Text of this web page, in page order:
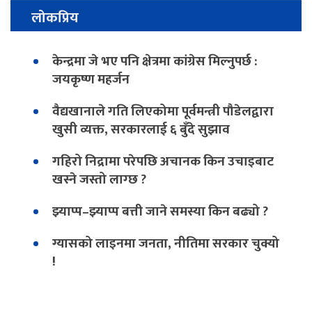
लोकप्रिय
केन्द्रमा जे भए पनि क्षेत्रमा कांग्रेस मिल्नुपर्छ :
जयकृष्ण महर्जन
वैद्यखानाले गति लिएकोमा पूर्वमन्त्री पौडेलद्वारा
खुसी व्यक्त, सरकारलाई ६ बुँदे सुझाव
गहिरो निद्रामा परेपछि अचानक किन उचाइबाट
खस्ने जस्तो लाग्छ ?
झ्याप्प–झ्याप्प बत्ती जाने समस्या किन बढ्यो ?
ग्यासको लाइनमा जनता, नीतिमा सरकार चुक्यो
!